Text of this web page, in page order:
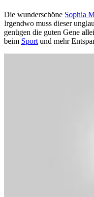
Die wunderschöne Sophia
Irgendwo muss dieser
genügen die guten Gene
beim Sport und mehr